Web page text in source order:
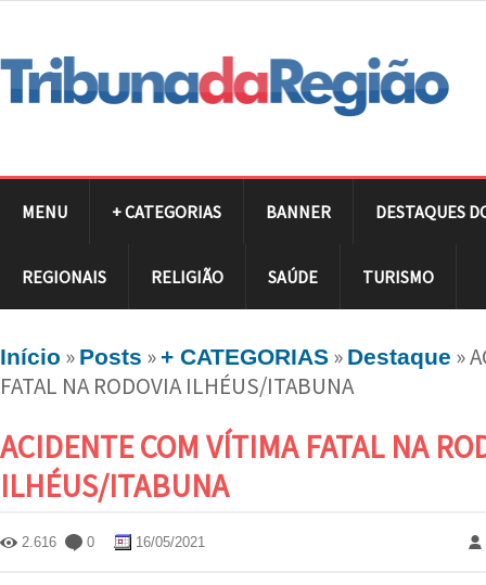
MENU + CATEGORIAS BANNER DESTAQUES
REGIONAIS RELIGIÃO SAÚDE TURISMO
Início » Posts »+ CATEGORIAS » Destaque »
FATAL NA RODOVIA ILHÉUS/ITABUNA
ACIDENTE COM VÍTIMA FATAL NA
ILHÉUS/ITABUNA
2.616 0 16/05/2021